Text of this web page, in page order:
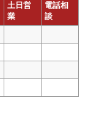
土日営
業
電話相
談